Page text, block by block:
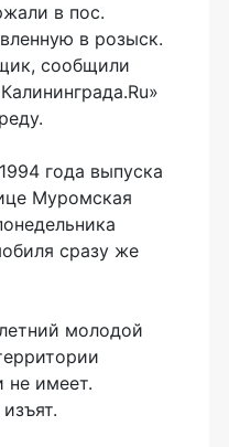
в пос.
в розыск.
сообщили
года выпуска
Муромская
сразу же
молодой
не имеет.